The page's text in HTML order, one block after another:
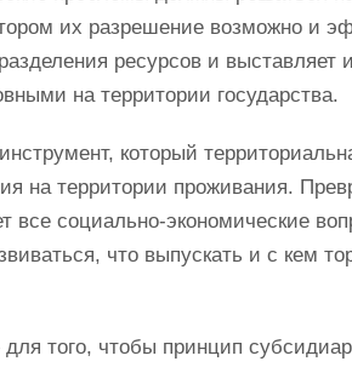
их разрешение возможно и
ресурсов и выставляет
на территории государства.
который
на территории проживания.
все социально-экономические
что выпускать и с кем
того, чтобы принцип